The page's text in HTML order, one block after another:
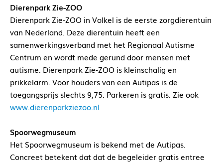
Dierenpark Zie-ZOO
Dierenpark Zie-ZOO in Volkel is de eerste zorgdierentuin
van Nederland. Deze dierentuin heeft een
samenwerkingsverband met het Regionaal Autisme
Centrum en wordt mede gerund door mensen met
autisme. Dierenpark Zie-ZOO is kleinschalig en
prikkelarm. Voor houders van een Autipas is de
toegangsprijs slechts 9,75. Parkeren is gratis. Zie ook
www.dierenparkziezoo.nl
Spoorwegmuseum
Het Spoorwegmuseum is bekend met de Autipas.
Concreet betekent dat dat de begeleider gratis entree